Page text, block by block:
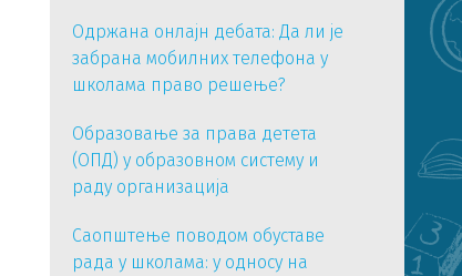
Одржана онлајн дебата: Да ли је
забрана мобилних телефона у
школама право решење?
Образовање за права детета
(ОПД) у образовном систему и
раду организација
Саопштење поводом обуставе
рада у школама: у односу на